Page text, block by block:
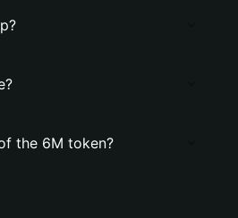
the 6M token?